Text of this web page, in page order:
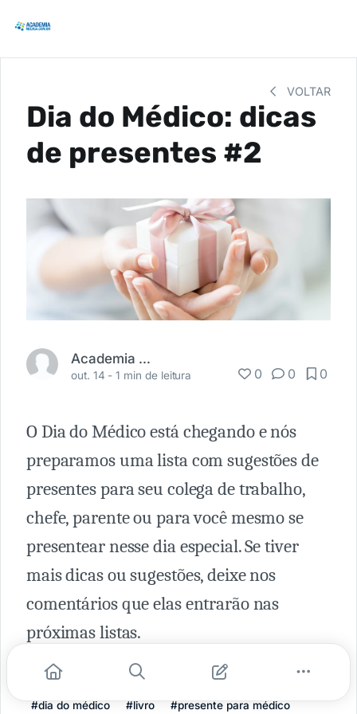
VOLTAR
Dia do Médico: dicas
de presentes #2
Academia Médica
out. 14 -1 min de leitura 0 0 0
O Dia do Médico está chegando e nós
preparamos uma lista com sugestões de
presentes para seu colega de trabalho,
chefe, parente ou para você mesmo se
presentear nesse dia especial. Se tiver
mais dicas ou sugestões, deixe nos
comentários que elas entrarão nas
próximas listas.
#dia do médico #livro #presente para médico